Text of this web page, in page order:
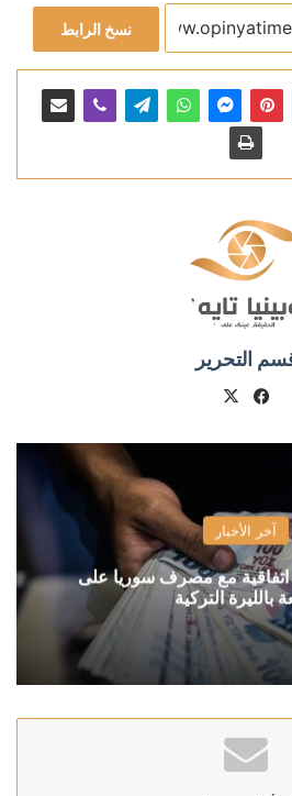
نسخ الرابط
التحرير
فيسبوك
آخر الأخبار
اتفاقية مع مصرف سوريا على
بالليرة التركية